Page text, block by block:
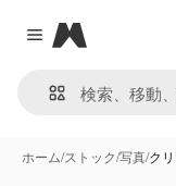
Close menu
Magnific
ホーム/ストック/写真/ク